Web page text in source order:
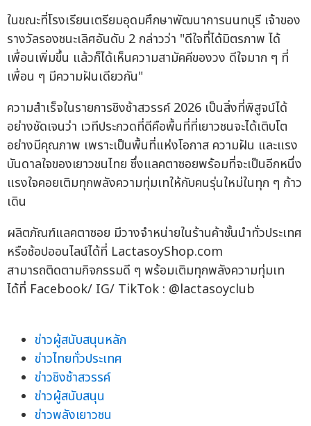
ในขณะที่โรงเรียนเตรียมอุดมศึกษาพัฒนาการนนทบุรี เจ้าของ
รางวัลรองชนะเลิศอันดับ 2 กล่าวว่า "ดีใจที่ได้มิตรภาพ ได้
เพื่อนเพิ่มขึ้น แล้วก็ได้เห็นความสามัคคีของวง ดีใจมาก ๆ ที่
เพื่อน ๆ มีความฝันเดียวกัน"
ความสำเร็จในรายการชิงช้าสวรรค์ 2026 เป็นสิ่งที่พิสูจน์ได้
อย่างชัดเจนว่า เวทีประกวดที่ดีคือพื้นที่ที่เยาวชนจะได้เติบโต
อย่างมีคุณภาพ เพราะเป็นพื้นที่แห่งโอกาส ความฝัน และแรง
บันดาลใจของเยาวชนไทย ซึ่งแลคตาซอยพร้อมที่จะเป็นอีกหนึ่ง
แรงใจคอยเติมทุกพลังความทุ่มเทให้กับคนรุ่นใหม่ในทุก ๆ ก้าว
เดิน
ผลิตภัณฑ์แลคตาซอย มีวางจำหน่ายในร้านค้าชั้นนำทั่วประเทศ
หรือช้อปออนไลน์ได้ที่ LactasoyShop.com
สามารถติดตามกิจกรรมดี ๆ พร้อมเติมทุกพลังความทุ่มเท
ได้ที่ Facebook/ IG/ TikTok : @lactasoyclub
ข่าวผู้สนับสนุนหลัก
ข่าวไทยทั่วประเทศ
ข่าวชิงช้าสวรรค์
ข่าวผู้สนับสนุน
ข่าวพลังเยาวชน